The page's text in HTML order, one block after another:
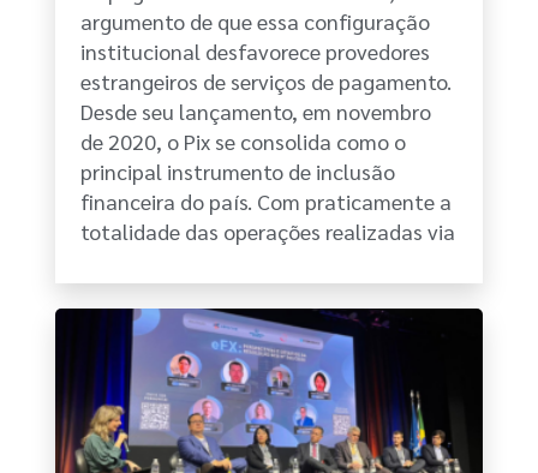
argumento de que essa configuração
institucional desfavorece provedores
estrangeiros de serviços de pagamento.
Desde seu lançamento, em novembro
de 2020, o Pix se consolida como o
principal instrumento de inclusão
financeira do país. Com praticamente a
totalidade das operações realizadas via